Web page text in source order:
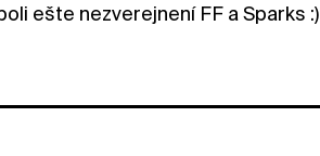
ešte nezverejnení FF a Sparks :)